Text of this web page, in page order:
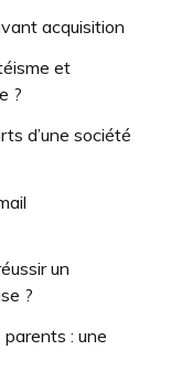
acquisition
et
?
d’une société
un
?
: une